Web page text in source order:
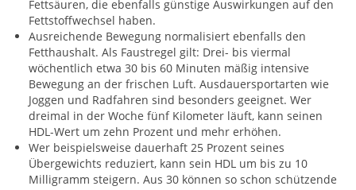
Fettsäuren, die ebenfalls günstige Auswirkungen auf den
Fettstoffwechsel haben.
Ausreichende Bewegung normalisiert ebenfalls den
Fetthaushalt. Als Faustregel gilt: Drei- bis viermal
wöchentlich etwa 30 bis 60 Minuten mäßig intensive
Bewegung an der frischen Luft. Ausdauersportarten wie
Joggen und Radfahren sind besonders geeignet. Wer
dreimal in der Woche fünf Kilometer läuft, kann seinen
HDL-Wert um zehn Prozent und mehr erhöhen.
Wer beispielsweise dauerhaft 25 Prozent seines
Übergewichts reduziert, kann sein HDL um bis zu 10
Milligramm steigern. Aus 30 können so schon schützende